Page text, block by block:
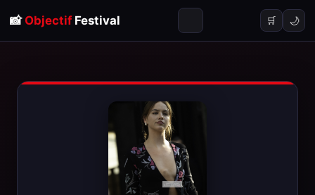
📸 ObjectifFestival 🛒 🌙